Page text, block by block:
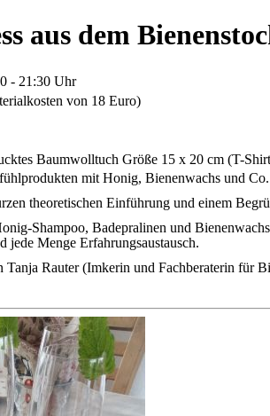
aus dem
- 21:30 Uhr
von 18 Euro)
Baumwolltuch Größe 15 x 20 cm (T-
mit Honig, Bienenwachs und
theoretischen Einführung und einem
Shampoo, Badepralinen und
jede Menge Erfahrungsaustausch.
Rauter (Imkerin und Fachberaterin für